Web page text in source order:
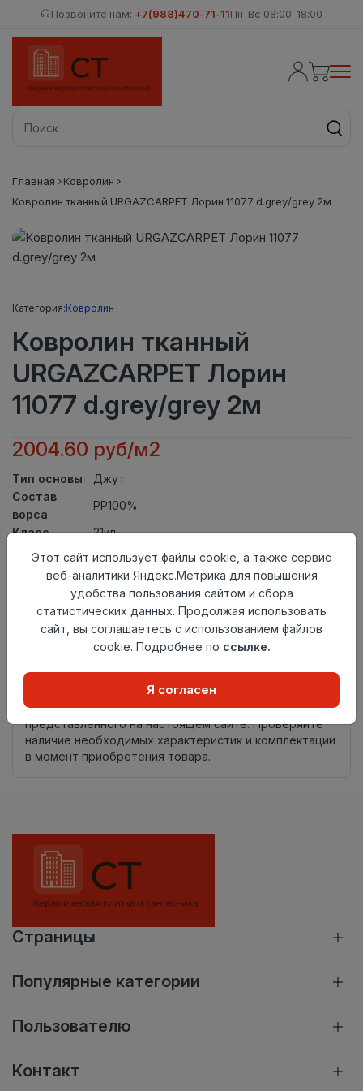
Позвоните нам: +7(988)470-71-11Пн-Вс 08:00-18:00
Главная
Ковролин
Ковролин тканный URGAZCARPET Лорин 11077 d.grey/grey 2м
Категория:Ковролин
Ковролин тканный
URGAZCARPET Лорин
11077 d.grey/grey 2м
2004.60 руб/м2
Тип основы
Джут
Состав
ворса
PP100%
Класс
21кл
Ширина
2
Актуален
ковролина
Ковролин тканный
Узбекистан
Внимание! Внешний вид товара может отличаться от
представленного на настоящем сайте. Проверяйте
наличие необходимых характеристик и комплектации
в момент приобретения товара.
Страницы
Популярные категории
Пользователю
Контакт
Этот сайт использует файлы cookie, а также сервис
веб-аналитики Яндекс.Метрика для повышения
удобства пользования сайтом и сбора
статистических данных. Продолжая использовать
сайт, вы соглашаетесь с использованием файлов
cookie. Подробнее по ссылке.
Я согласен